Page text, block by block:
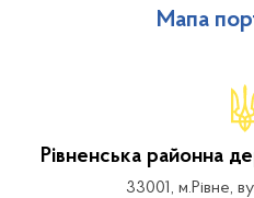
Мапа
Рівненська районна
33001, м.Рівне,